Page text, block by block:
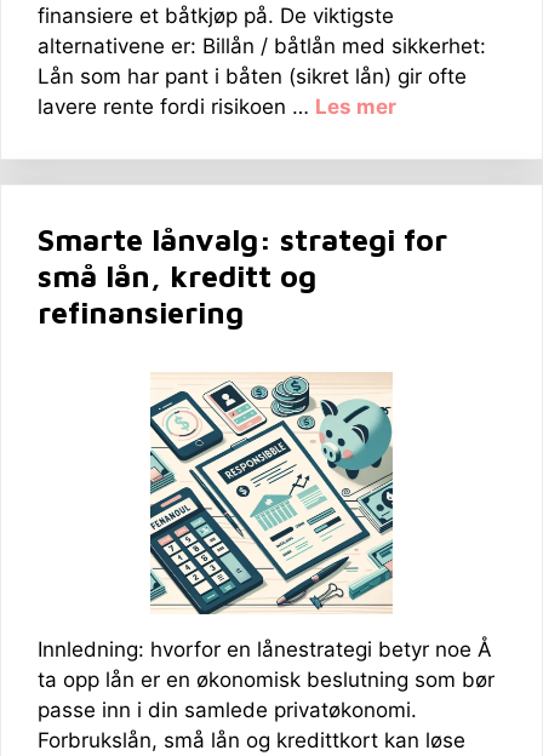
finansiere et båtkjøp på. De viktigste
alternativene er: Billån / båtlån med sikkerhet:
Lån som har pant i båten (sikret lån) gir ofte
lavere rente fordi risikoen … Les mer
Smarte lånvalg: strategi for
små lån, kreditt og
refinansiering
Innledning: hvorfor en lånestrategi betyr noe Å
ta opp lån er en økonomisk beslutning som bør
passe inn i din samlede privatøkonomi.
Forbrukslån, små lån og kredittkort kan løse